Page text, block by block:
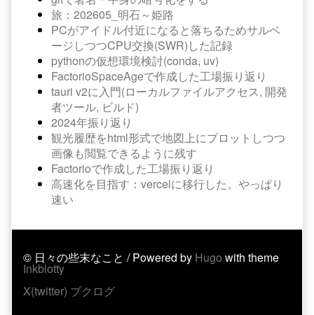
旅：202605_明石～姫路
PCがアイドル付近になると落ちるためサルベ
ージしつつCPU交換(SWR)した記録
pythonの仮想環境検討(conda, uv)
FactorioSpaceAgeで作成した工場振り返り
tauri v2に入門(ローカルファイルアクセス, 開発
者ツール, ビルド)
2024年振り返り
観光履歴をhtml形式で地図上にプロットしつつ
画像も閲覧できるように残す
Factorioで作成した工場振り返り
高速化を目指す：vercelに移行した。やっぱり
速い
© 日々の些末なこと / Powered by Hugo with theme
Inkblotty
X(twitter) ブクログ